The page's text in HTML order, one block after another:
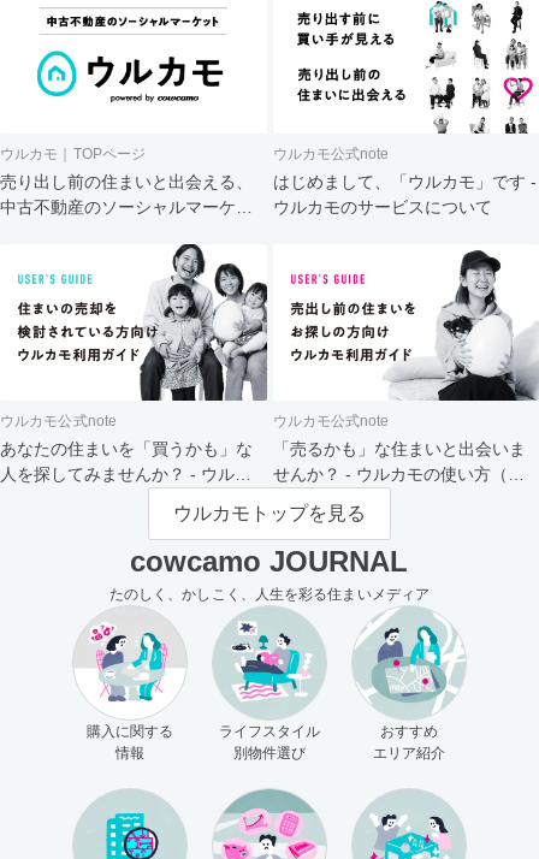
ウルカモ｜TOPページ
売り出し前の住まいと出会える、
中古不動産のソーシャルマーケッ
ウルカモ公式note
はじめまして、「ウルカモ」です -
ウルカモのサービスについて
ウルカモ公式note
あなたの住まいを「買うかも」な
人を探してみませんか？ - ウルカ
ウルカモ公式note
「売るかも」な住まいと出会いま
せんか？ - ウルカモの使い方（買
主さま向け）
ウルカモトップを見る
cowcamo JOURNAL
たのしく、かしこく、人生を彩る住まいメディア
購入に関する
情報
ライフスタイル
別物件選び
おすすめ
エリア紹介